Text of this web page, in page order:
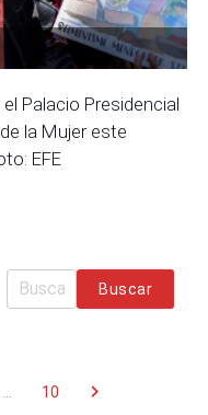
Palacio Presidencial
la Mujer este
EFE
Buscar
10 chevron_right